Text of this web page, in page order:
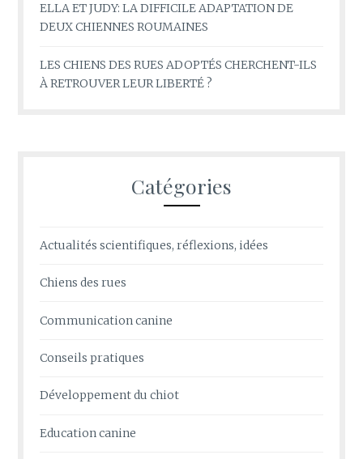
ELLA ET JUDY: LA DIFFICILE ADAPTATION DE
DEUX CHIENNES ROUMAINES
LES CHIENS DES RUES ADOPTÉS CHERCHENT-ILS
À RETROUVER LEUR LIBERTÉ ?
Catégories
Actualités scientifiques, réflexions, idées
Chiens des rues
Communication canine
Conseils pratiques
Développement du chiot
Education canine